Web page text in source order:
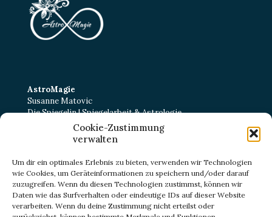
Cookie-Zustimmung
verwalten
Um dir ein optimales Erlebnis zu bieten, verwenden wir Technologien
wie Cookies, um Geräteinformationen zu speichern und/oder darauf
zuzugreifen. Wenn du diesen Technologien zustimmst, können wir
Daten wie das Surfverhalten oder eindeutige IDs auf dieser Website
verarbeiten. Wenn du deine Zustimmung nicht erteilst oder
AstroMagie
Susanne Matovic
Die Spiegelin | Spiegelarbeit & Astrologie
Kurt-Schumacher-Straße 22
38102 Braunschweig
IMPRESSUM